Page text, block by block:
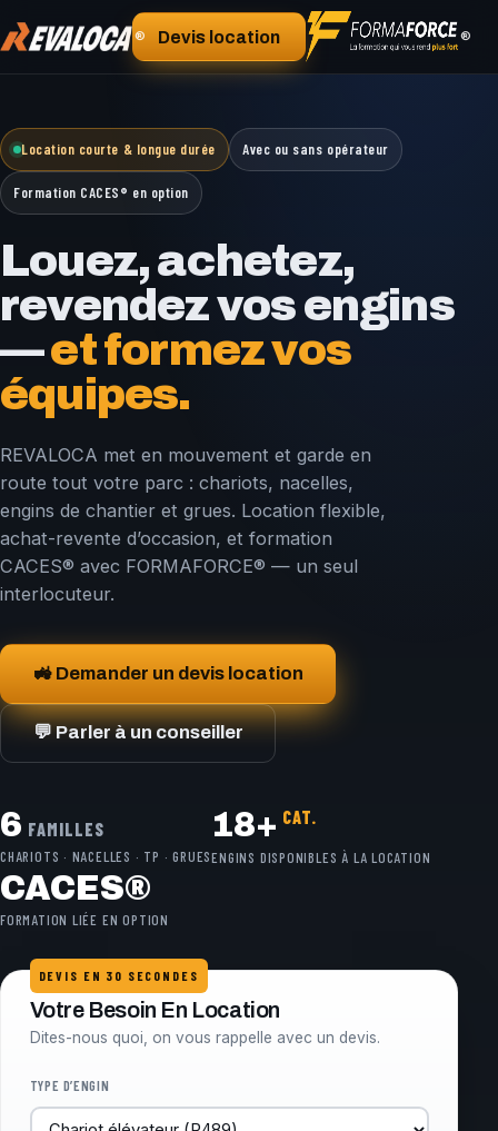
® Devis location ®
Location courte & longue durée Avec ou sans opérateur
Formation CACES® en option
Louez, achetez,
revendez vos engins
—et formez vos
équipes.
REVALOCA met en mouvement et garde en
route tout votre parc : chariots, nacelles,
engins de chantier et grues. Location flexible,
achat-revente d’occasion, et formation
CACES® avec FORMAFORCE® — un seul
interlocuteur.
🚜 Demander un devis location
💬 Parler à un conseiller
6 FAMILLES
CHARIOTS · NACELLES · TP · GRUES
18+ CAT.
ENGINS DISPONIBLES À LA LOCATION
CACES®
FORMATION LIÉE EN OPTION
Votre Besoin En Location
Dites-nous quoi, on vous rappelle avec un devis.
TYPE D’ENGIN